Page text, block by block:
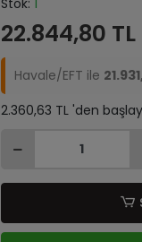
Stok:1
22.844,80 TL
Havale/EFT ile
2.360,63 TL 'den